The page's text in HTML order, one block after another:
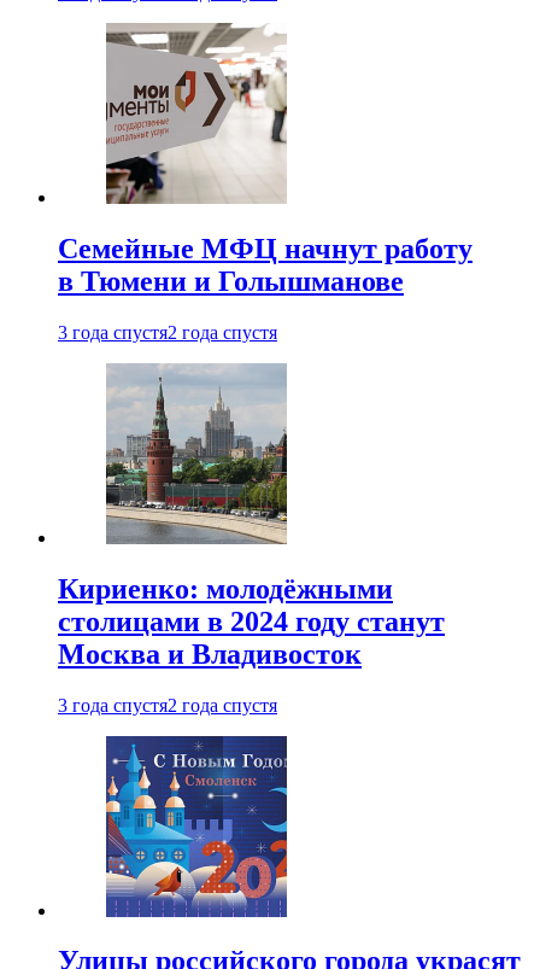
Семейные МФЦ начнут работу
в Тюмени и Голышманове
3 года спустя2 года спустя
Кириенко: молодёжными
столицами в 2024 году станут
Москва и Владивосток
3 года спустя2 года спустя
Улицы российского города украсят